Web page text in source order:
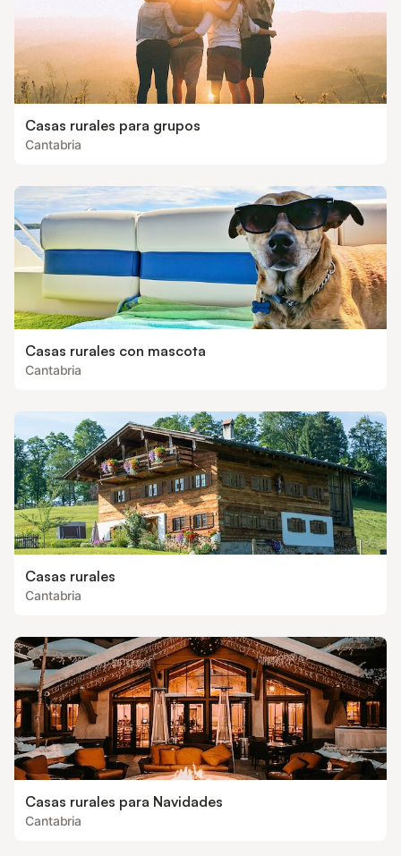
Casas rurales para grupos
Cantabria
Casas rurales con mascota
Cantabria
Casas rurales
Cantabria
Casas rurales para Navidades
Cantabria